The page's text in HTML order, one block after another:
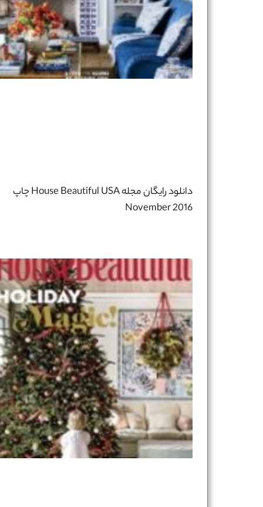
دانلود رایگان مجله House Beautiful USA چاپ
November 2016​​​